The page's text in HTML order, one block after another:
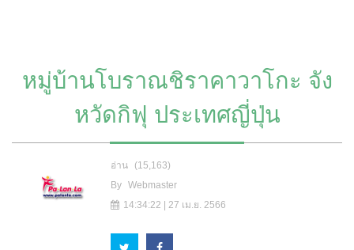
หมู่บ้านโบราณชิราคาวาโกะ จัง
หวัดกิฟุ ประเทศญี่ปุ่น
อ่าน
(15,163)
By
Webmaster
14:34:22 | 27 เม.ย. 2566